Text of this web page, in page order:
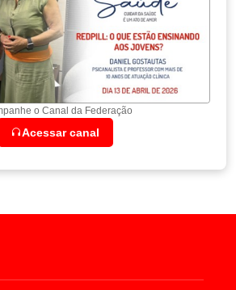
o Canal da Federação
Acessar canal